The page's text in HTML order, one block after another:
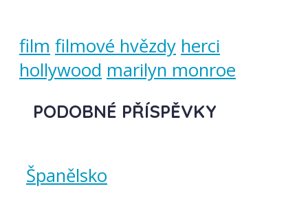
film filmové hvězdy herci
hollywood marilyn monroe
PODOBNÉ PŘÍSPĚVKY
Španělsko